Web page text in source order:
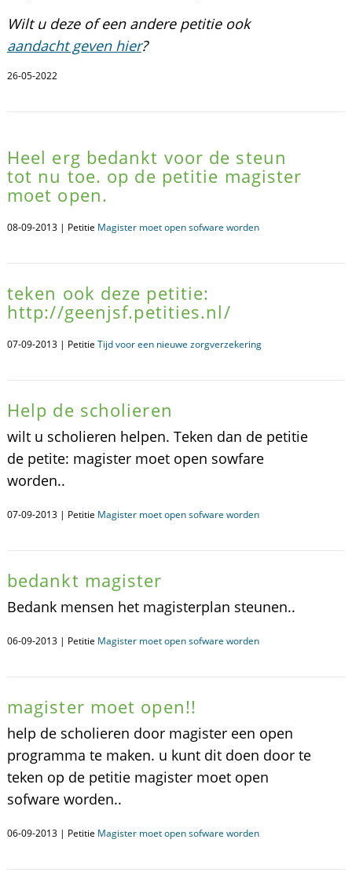
Wilt u deze of een andere petitie ook
aandacht geven hier?
26-05-2022
Heel erg bedankt voor de steun
tot nu toe. op de petitie magister
moet open.
08-09-2013 | Petitie Magister moet open sofware worden
teken ook deze petitie:
http://geenjsf.petities.nl/
07-09-2013 | Petitie Tijd voor een nieuwe zorgverzekering
Help de scholieren
wilt u scholieren helpen. Teken dan de petitie
de petite: magister moet open sowfare
worden..
07-09-2013 | Petitie Magister moet open sofware worden
bedankt magister
Bedank mensen het magisterplan steunen..
06-09-2013 | Petitie Magister moet open sofware worden
magister moet open!!
help de scholieren door magister een open
programma te maken. u kunt dit doen door te
teken op de petitie magister moet open
sofware worden..
06-09-2013 | Petitie Magister moet open sofware worden